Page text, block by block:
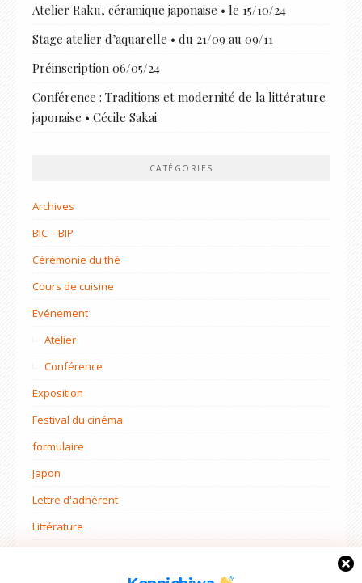
Atelier Raku, céramique japonaise • le 15/10/24
Stage atelier d’aquarelle • du 21/09 au 09/11
Préinscription 06/05/24
Conférence : Traditions et modernité de la littérature
japonaise • Cécile Sakai
CATÉGORIES
Archives
BIC – BIP
Cérémonie du thé
Cours de cuisine
Evénement
Atelier
Conférence
Exposition
Festival du cinéma
formulaire
Japon
Lettre d'adhérent
Littérature